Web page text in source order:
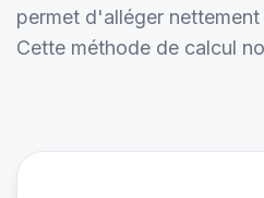
permet d'alléger
Cette méthode de calcul